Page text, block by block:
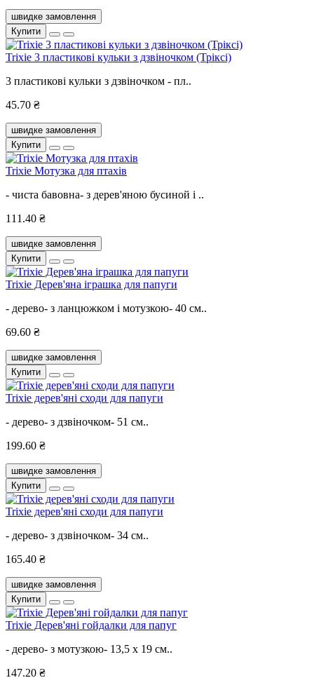
швидке замовлення
Купити
Trixie 3 пластикові кульки з дзвіночком (Тріксі)
3 пластикові кульки з дзвіночком - пл..
45.70 ₴
швидке замовлення
Купити
Trixie Мотузка для птахів
- чиста бавовна- з дерев'яною бусиной і ..
111.40 ₴
швидке замовлення
Купити
Trixie Дерев'яна іграшка для папуги
- дерево- з ланцюжком і мотузкою- 40 см..
69.60 ₴
швидке замовлення
Купити
Trixie дерев'яні сходи для папуги
- дерево- з дзвіночком- 51 см..
199.60 ₴
швидке замовлення
Купити
Trixie дерев'яні сходи для папуги
- дерево- з дзвіночком- 34 см..
165.40 ₴
швидке замовлення
Купити
Trixie Дерев'яні гойдалки для папуг
- дерево- з мотузкою- 13,5 х 19 см..
147.20 ₴